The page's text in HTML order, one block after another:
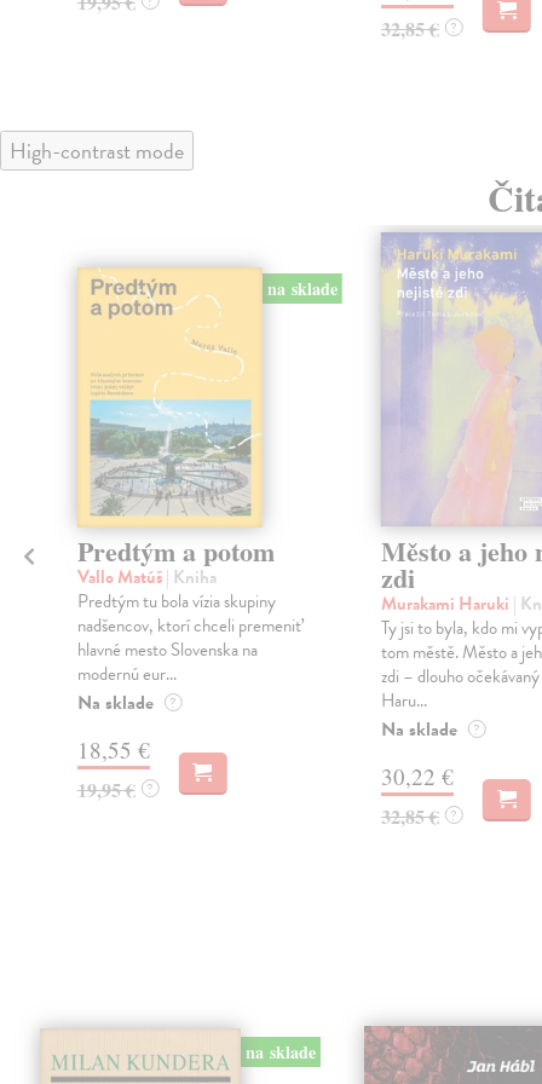
32,85 € ?
High-contrast mode
na sklade
Predtým a potom
Vallo Matúš| Kniha
Predtým tu bola vízia skupiny
nadšencov, ktorí chceli premeniť
hlavné mesto Slovenska na
modernú eur...
Na sklade ?
18,55 €
19,95 € ?
Město a jeho
zdi
Murakami Haruki |
Ty jsi to byla, kdo mi
tom městě. Město a
zdi – dlouho
Haru...
Na sklade ?
30,22 €
32,85 € ?
na sklade